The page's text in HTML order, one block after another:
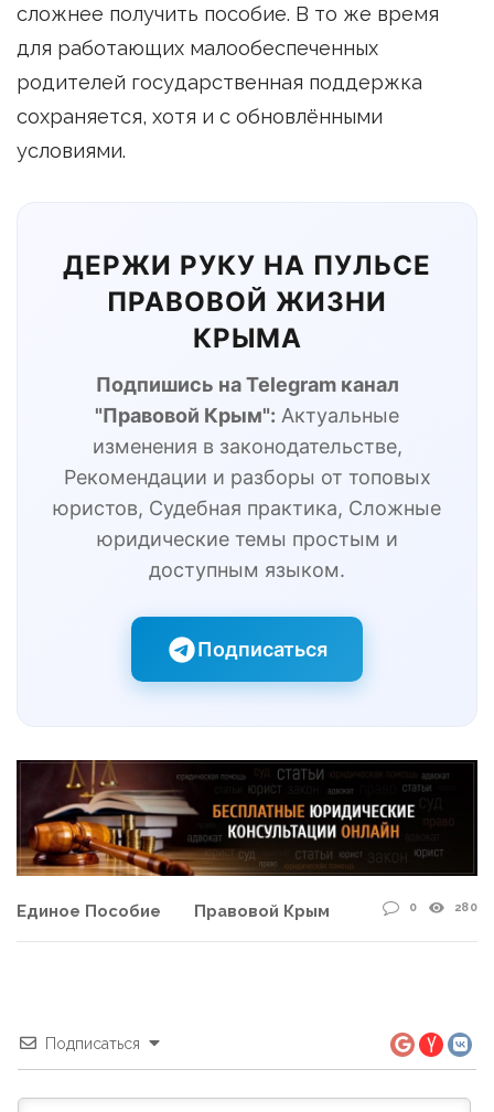
сложнее получить пособие. В то же время
для работающих малообеспеченных
родителей государственная поддержка
сохраняется, хотя и с обновлёнными
условиями.
ДЕРЖИ РУКУ НА ПУЛЬСЕ
ПРАВОВОЙ ЖИЗНИ
КРЫМА
Подпишись на Telegram канал
"Правовой Крым": Актуальные
изменения в законодательстве,
Рекомендации и разборы от топовых
юристов, Судебная практика, Сложные
юридические темы простым и
доступным языком.
Подписаться
Единое Пособие Правовой Крым 0 280
Подписаться